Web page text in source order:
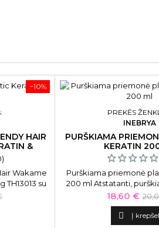
−10%
HAIR
&
Wakame
TH13013 su
30 ml
PREKĖS
INEBRYA
PURŠKIAMA
KERATIN
Purškiama priemonė
200 ml Atstatanti,
plaukams Inebrya Ice
Rinse Spray
drėkinanti
nenuplaunama
Kaina
18,60 €
 Į